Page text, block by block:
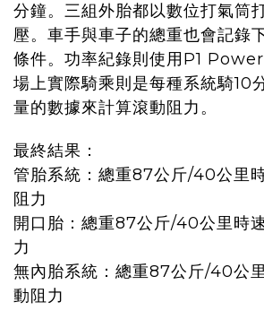
分鐘。三組外胎都以數位打氣筒
壓。車手與車子的總重也會記錄
條件。功率紀錄則使用P1
場上實際騎乘則是每種系統騎10
量的數據來計算滾動阻力。
最終結果：
管胎系統：總重87公斤/40公里
阻力
開口胎：總重87公斤/40公里時
力
無內胎系統：總重87公斤/40公
動阻力